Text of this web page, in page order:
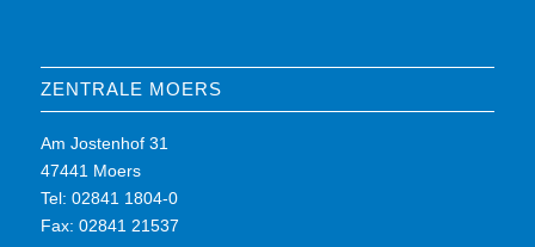
ZENTRALE MOERS
Am Jostenhof 31
47441 Moers
Tel: 02841 1804-0
Fax: 02841 21537